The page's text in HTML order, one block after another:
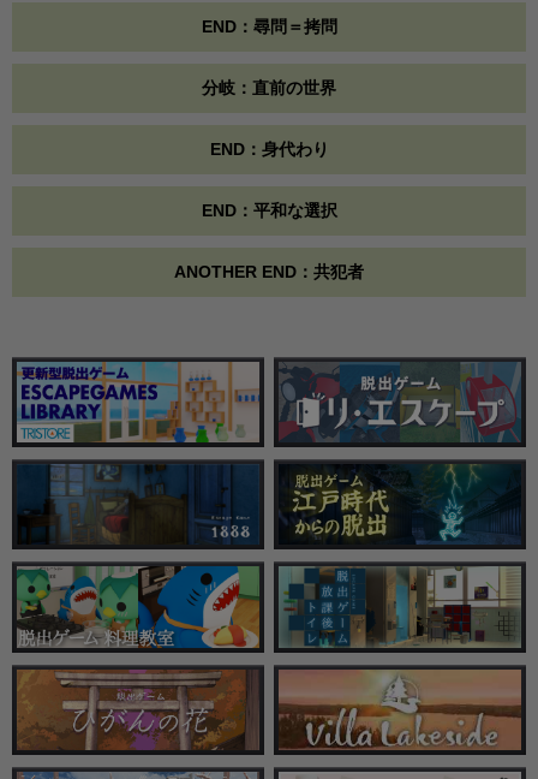
END：尋問＝拷問
分岐：直前の世界
END：身代わり
END：平和な選択
ANOTHER END：共犯者